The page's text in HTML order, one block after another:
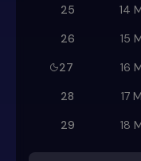
25
14
26
15
27
16
28
17
29
18